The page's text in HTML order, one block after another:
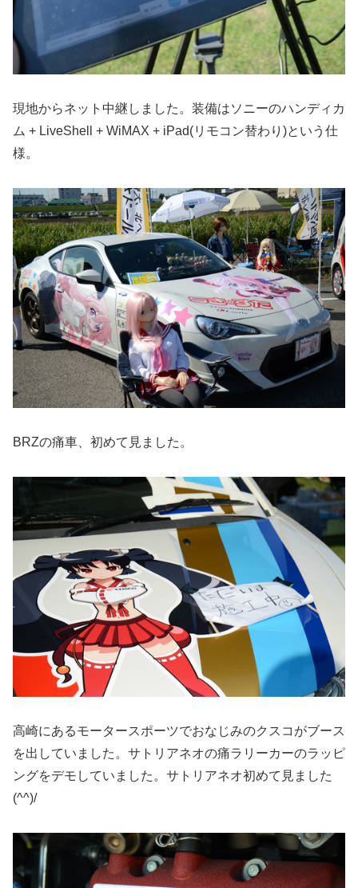
現地からネット中継しました。装備はソニーのハンディカ
ム + LiveShell + WiMAX + iPad(リモコン替わり)という仕
様。
BRZの痛車、初めて見ました。
高崎にあるモータースポーツでおなじみのクスコがブース
を出していました。サトリアネオの痛ラリーカーのラッピ
ングをデモしていました。サトリアネオ初めて見ました
(^^)/